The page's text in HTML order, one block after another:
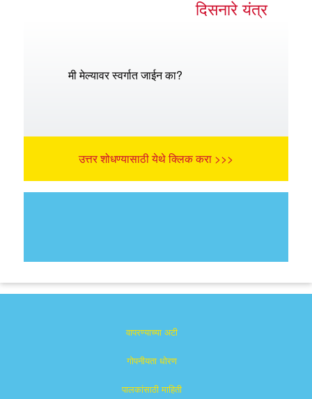
दिसनारे यंत्र
मी मेल्यावर स्वर्गात जाईन का?
उत्तर शोधण्यासाठी येथे क्लिक करा >>>
वापरण्याच्या अटी
गोपनीयता धोरण
पालकांसाठी माहिती